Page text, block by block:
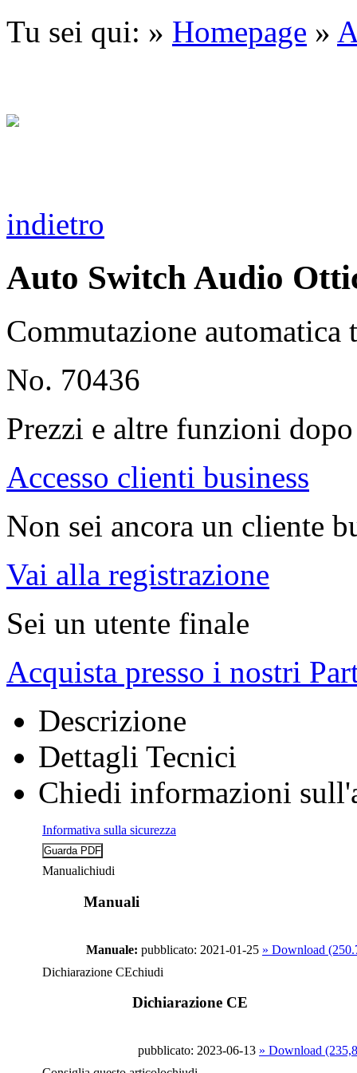
Tu sei qui: » Homepage »
indietro
Auto Switch Audio
Commutazione
No. 70436
Prezzi e altre funzioni
Accesso clienti business
Non sei ancora un cliente
Vai alla registrazione
Sei un utente finale
Acquista presso i nostri
Descrizione
Dettagli Tecnici
Chiedi informazioni
Informativa sulla sicurezza
Manualichiudi
Manuali
Manuale: pubblicato: 2021-01-25 » Download
Dichiarazione CEchiudi
Dichiarazione CE
pubblicato: 2023-06-13 » Download